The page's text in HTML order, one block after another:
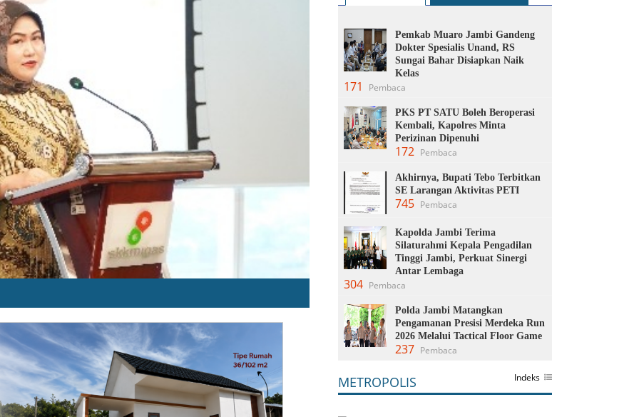
Pemkab Muaro Jambi Gandeng
Dokter Spesialis Unand, RS
Sungai Bahar Disiapkan Naik
Kelas
171 Pembaca
PKS PT SATU Boleh Beroperasi
Kembali, Kapolres Minta
Perizinan Dipenuhi
172 Pembaca
Akhirnya, Bupati Tebo Terbitkan
SE Larangan Aktivitas PETI
745 Pembaca
Kapolda Jambi Terima
Silaturahmi Kepala Pengadilan
Tinggi Jambi, Perkuat Sinergi
Antar Lembaga
304 Pembaca
Polda Jambi Matangkan
Pengamanan Presisi Merdeka Run
2026 Melalui Tactical Floor Game
237 Pembaca
METROPOLIS Indeks